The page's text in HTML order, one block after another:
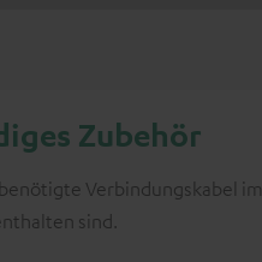
Zubehör
Verbindungskabel im
sind.